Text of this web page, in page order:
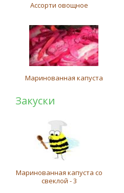
Ассорти овощное
Маринованная капуста
Закуски
Маринованная капуста со
свеклой - 3